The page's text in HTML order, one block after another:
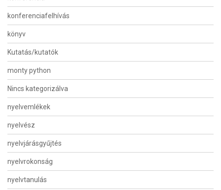
konferenciafelhívás
könyv
Kutatás/kutatók
monty python
Nincs kategorizálva
nyelvemlékek
nyelvész
nyelvjárásgyűjtés
nyelvrokonság
nyelvtanulás